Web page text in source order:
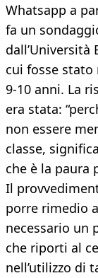
Whatsapp a
fa un
cui fosse stato
9-10 anni. La
era stata:
non essere
classe,
che è la paura
Il
porre rimedio
necessario un
che riporti al
nell’utilizzo di